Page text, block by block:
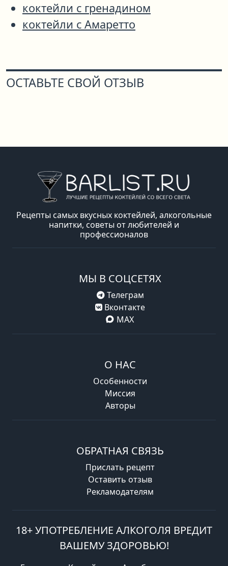
коктейли с гренадином
коктейли с Амаретто
ОСТАВЬТЕ СВОЙ ОТЗЫВ
Рецепты самых вкусных коктейлей, алкогольные
напитки, советы от любителей и
профессионалов
МЫ В СОЦСЕТЯХ
Телеграм
Вконтакте
MAX
О НАС
Особенности
Миссия
Авторы
ОБРАТНАЯ СВЯЗЬ
Прислать рецепт
Оставить отзыв
Рекламодателям
18+ УПОТРЕБЛЕНИЕ АЛКОГОЛЯ ВРЕДИТ
ВАШЕМУ ЗДОРОВЬЮ!